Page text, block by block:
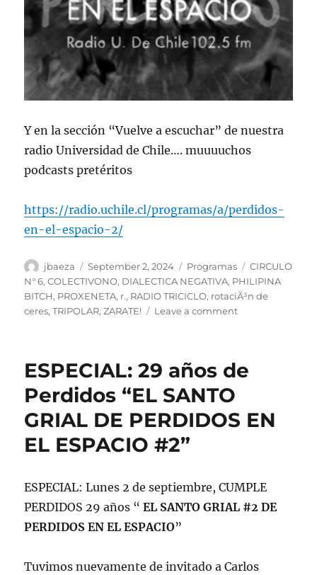
Y en la sección “Vuelve a escuchar” de nuestra
radio Universidad de Chile…. muuuuchos
podcasts pretéritos
https://radio.uchile.cl/programas/a/perdidos-
en-el-espacio-2/
Author
jbaeza
Posted
on
September 2, 2024 Categories
Programas Tags
CIRCULO
N° 6,COLECTIVONO, DIALECTICA NEGATIVA, PHILIPINA
BITCH, PROXENETA, r., RADIO TRICICLO, rotaciÃ³n de
ceres,TRIPOLAR,ZARATE! Leave a commenton
2
de
2024,
ESPECIAL: 29 años de
Perdidos “EL SANTO
GRIAL DE PERDIDOS EN
EL ESPACIO #2”
ESPECIAL: Lunes 2 de septiembre, CUMPLE
PERDIDOS 29 años “EL SANTO GRIAL #2 DE
PERDIDOS EN EL ESPACIO”
Tuvimos nuevamente de invitado a Carlos